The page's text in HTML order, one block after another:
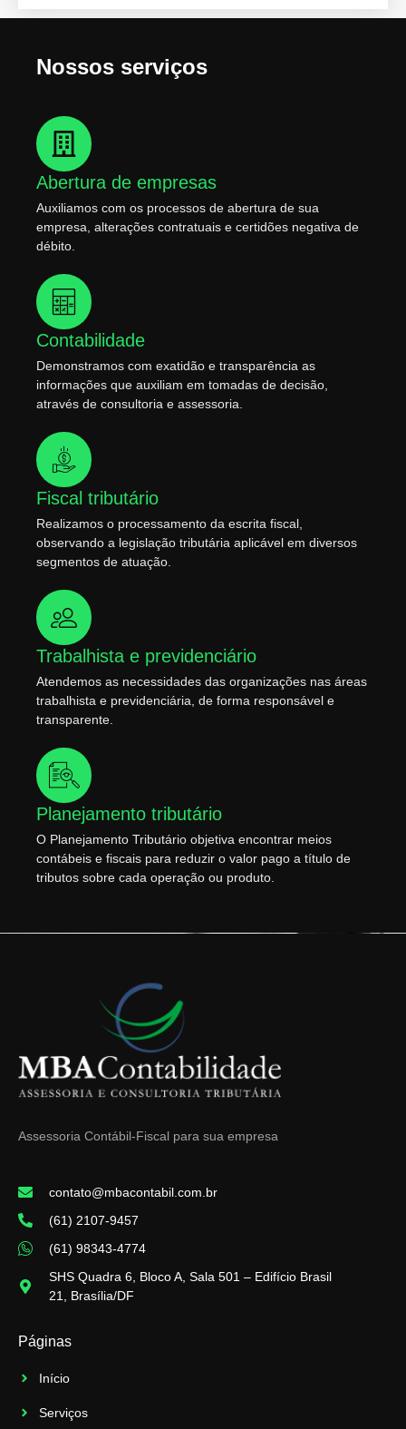
Nossos serviços
Abertura de empresas
Auxiliamos com os processos de abertura de sua
empresa, alterações contratuais e certidões negativa de
débito.
Contabilidade
Demonstramos com exatidão e transparência as
informações que auxiliam em tomadas de decisão,
através de consultoria e assessoria.
Fiscal tributário
Realizamos o processamento da escrita fiscal,
observando a legislação tributária aplicável em diversos
segmentos de atuação.
Trabalhista e previdenciário
Atendemos as necessidades das organizações nas áreas
trabalhista e previdenciária, de forma responsável e
transparente.
Planejamento tributário
O Planejamento Tributário objetiva encontrar meios
contábeis e fiscais para reduzir o valor pago a título de
tributos sobre cada operação ou produto.
Assessoria Contábil-Fiscal para sua empresa
contato@mbacontabil.com.br
(61) 2107-9457
(61) 98343-4774
SHS Quadra 6, Bloco A, Sala 501 – Edifício Brasil
21, Brasília/DF
Páginas
Início
Serviços